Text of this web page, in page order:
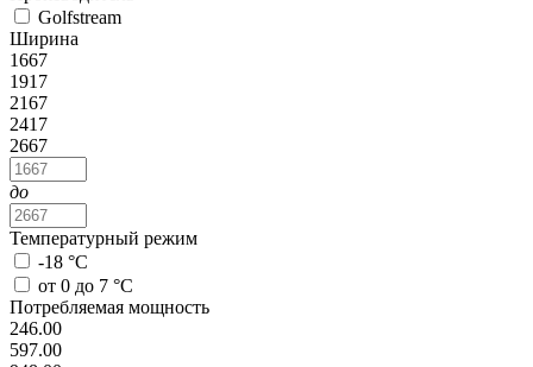
Golfstream
Ширина
1667
1917
2167
2417
2667
до
Температурный режим
-18 °C
от 0 до 7 °C
Потребляемая мощность
246.00
597.00